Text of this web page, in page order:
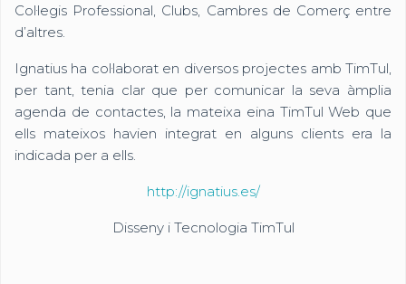
Col·legis Professional, Clubs, Cambres de Comerç entre
d’altres.
Ignatius ha col·laborat en diversos projectes amb TimTul,
per tant, tenia clar que per comunicar la seva àmplia
agenda de contactes, la mateixa eina TimTul Web que
ells mateixos havien integrat en alguns clients era la
indicada per a ells.
http://ignatius.es/
Disseny i Tecnologia TimTul